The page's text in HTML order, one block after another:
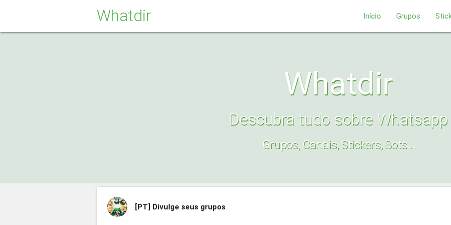
Whatdir Início Grupos
Whatdir
Descubra tudo sobre Whatsapp
Grupos, Canais, Stickers, Bots...
[PT] Divulge seus grupos